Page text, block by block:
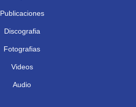
Publicaciones
Discografia
Fotografias
Videos
Audio